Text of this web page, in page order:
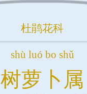
杜鹃花科
shù luó bo shǔ
树萝卜属